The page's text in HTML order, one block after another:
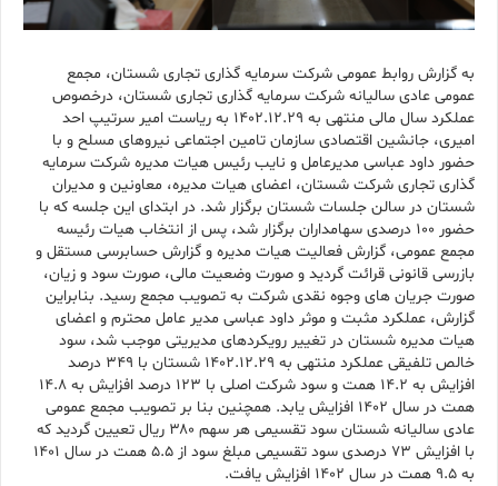
به گزارش روابط عمومی شرکت سرمایه گذاری تجاری شستان، مجمع
عمومی عادی سالیانه شرکت سرمایه گذاری تجاری شستان، درخصوص
عملکرد سال مالی منتهی به ۱۴۰۲.۱۲.۲۹ به ریاست امیر سرتیپ احد
امیری، جانشین اقتصادی سازمان تامین اجتماعی نیروهای مسلح و با
حضور داود عباسی مدیرعامل و نایب رئیس هیات مدیره شرکت سرمایه
گذاری تجاری شرکت شستان، اعضای هیات مدیره، معاونین و مدیران
شستان در سالن جلسات شستان برگزار شد. در ابتدای این جلسه که با
حضور ۱۰۰ درصدی سهامداران برگزار شد، پس از انتخاب هیات رئیسه
مجمع عمومی، گزارش فعالیت هیات مدیره و گزارش حسابرسی مستقل و
بازرسی قانونی قرائت گردید و صورت وضعیت مالی، صورت سود و زیان،
صورت جریان های وجوه نقدی شرکت به تصویب مجمع رسید. بنابراین
گزارش، عملکرد مثبت و موثر داود عباسی مدیر عامل محترم و اعضای
هیات مدیره شستان در تغییر رویکردهای مدیریتی موجب شد، سود
خالص تلفیقی عملکرد منتهی به ۱۴۰۲.۱۲.۲۹ شستان با ۳۴۹ درصد
افزایش به ۱۴.۲ همت و سود شرکت اصلی با ۱۲۳ درصد افزایش به ۱۴.۸
همت در سال ۱۴۰۲ افزایش یابد. همچنین بنا بر تصویب مجمع عمومی
عادی سالیانه شستان سود تقسیمی هر سهم ۳۸۰ ریال تعیین گردید که
با افزایش ۷۳ درصدی سود تقسیمی مبلغ سود از ۵.۵ همت در سال ۱۴۰۱
به ۹.۵ همت در سال ۱۴۰۲ افزایش یافت.